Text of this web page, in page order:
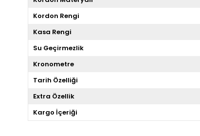
Kordon Rengi
Kasa Rengi
Su Geçirmezlik
Kronometre
Tarih Özelliği
Extra Özellik
Kargo İçeriği